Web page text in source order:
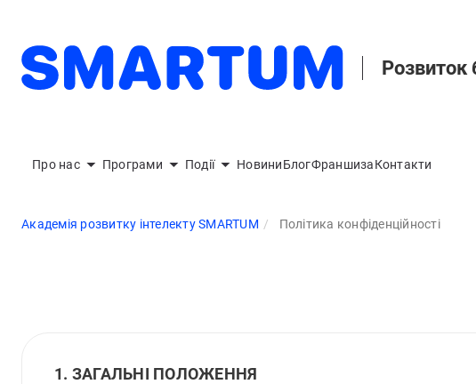
Про нас Програми Події НовиниБлогФраншизаКонтакти
Академія розвитку інтелекту SMARTUM Політика конфіденційності
1. ЗАГАЛЬНІ ПОЛОЖЕННЯ